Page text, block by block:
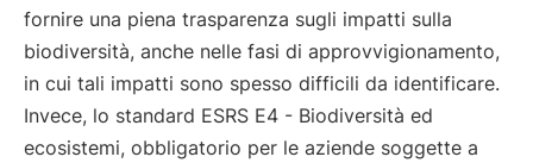
fornire una piena trasparenza sugli impatti sulla
biodiversità, anche nelle fasi di approvvigionamento,
in cui tali impatti sono spesso difficili da identificare.
Invece, lo standard ESRS E4 - Biodiversità ed
ecosistemi, obbligatorio per le aziende soggette a